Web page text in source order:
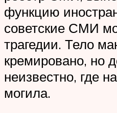
функцию
советские СМИ
трагедии. Тело
кремировано, но
неизвестно, где
могила.